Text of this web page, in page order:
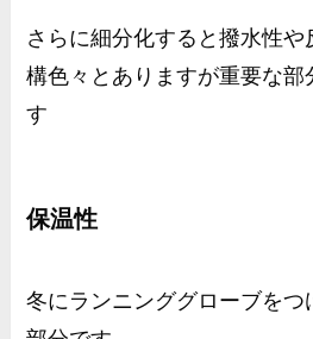
さらに細分化すると撥水性
構色々とありますが重要な部
す
保温性
冬にランニンググローブをつ